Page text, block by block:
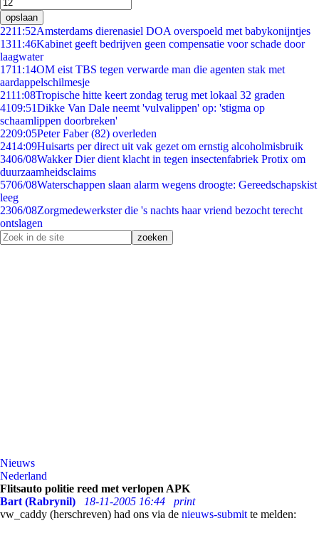
opslaan
2211:52Amsterdams dierenasiel DOA overspoeld met babykonijntjes
1311:46Kabinet geeft bedrijven geen compensatie voor schade door
laagwater
1711:14OM eist TBS tegen verwarde man die agenten stak met
aardappelschilmesje
2111:08Tropische hitte keert zondag terug met lokaal 32 graden
4109:51Dikke Van Dale neemt 'vulvalippen' op: 'stigma op
schaamlippen doorbreken'
2209:05Peter Faber (82) overleden
2414:09Huisarts per direct uit vak gezet om ernstig alcoholmisbruik
3406/08Wakker Dier dient klacht in tegen insectenfabriek Protix om
duurzaamheidsclaims
5706/08Waterschappen slaan alarm wegens droogte: Gereedschapskist
leeg
2306/08Zorgmedewerkster die 's nachts haar vriend bezocht terecht
ontslagen
Nieuws
Nederland
Flitsauto politie reed met verlopen APK
Bart (Rabrynil)
18-11-2005 16:44
print
vw_caddy (herschreven) had ons via de nieuws-submit te melden: